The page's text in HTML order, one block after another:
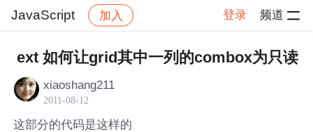
JavaScript 加入 登录 频道
社区 JavaScript 帖子详情
ext 如何让grid其中一列的combox为只读
xiaoshang211
2011-08-12
这部分的代码是这样的